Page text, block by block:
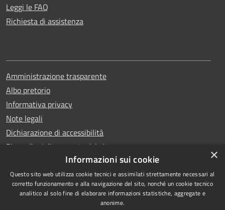
Leggi le FAQ
Richiesta di assistenza
Amministrazione trasparente
Albo pretorio
Informativa privacy
Note legali
Dichiarazione di accessibilità
Piano di miglioramento del sito
RSS
Copyright © 2026 • Comune di
×
Informazioni sui cookie
Questo sito web utilizza cookie tecnici e assimilati strettamente necessari al
corretto funzionamento e alla navigazione del sito, nonché un cookie tecnico
analitico al solo fine di elaborare informazioni statistiche, aggregate e
anonime.